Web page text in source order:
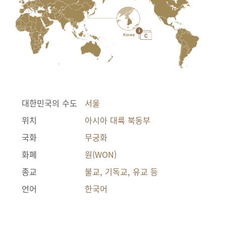
대한민국의 수도
서울
위치
아시아 대륙 북동부
국화
무궁화
화폐
원(WON)
종교
불교, 기독교, 유교 등
언어
한국어